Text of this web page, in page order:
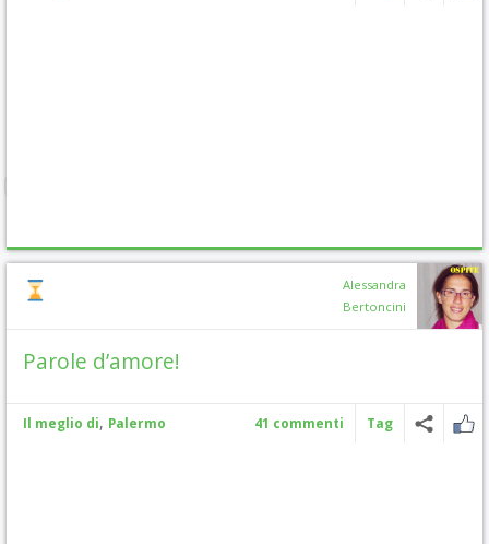
Alessandra
Bertoncini
Parole d’amore!
Il meglio di, Palermo 41 commenti Tag